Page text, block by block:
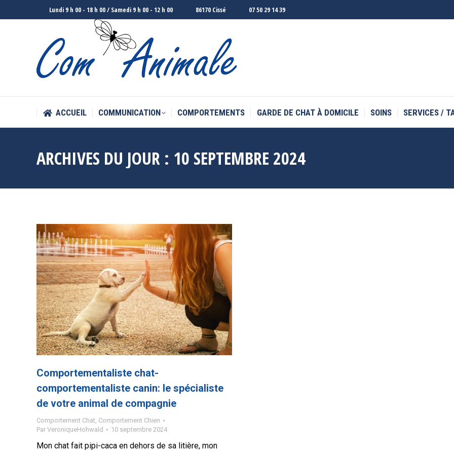
Lundi 9 h 00 - 18 h 00 / Samedi 9 h 00 - 12 h 00 86170 Cissé 07 50 29 14 39
ACCUEIL COMMUNICATION COMPORTEMENTS GARDE DE CHAT À DOMICILE SOINS SERVICES /
ARCHIVES DU JOUR : 10 SEPTEMBRE 2024
Comportementaliste chat-
comportementaliste canin: le spécialiste
de votre animal de compagnie
Comportement Chat Comportement Chien
Par VeroniqueHohwald 10 septembre 2024
Mon chat fait pipi-caca en dehors de sa litière, mon